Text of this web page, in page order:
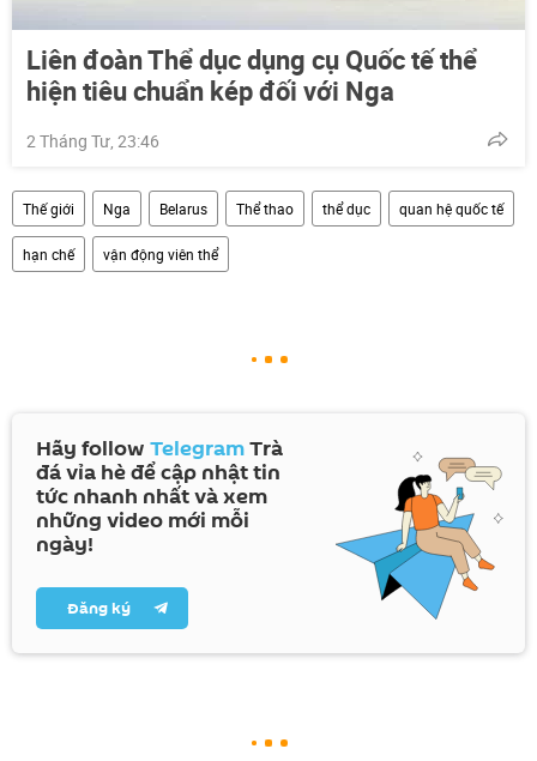
Liên đoàn Thể dục dụng cụ Quốc tế thể
hiện tiêu chuẩn kép đối với Nga
2 Tháng Tư, 23:46
Thế giới Nga Belarus Thể thao thể dục quan hệ quốc tế
hạn chế vận động viên thể
Hãy follow TelegramTrà
đá vỉa hè để cập nhật tin
tức nhanh nhất và xem
những video mới mỗi
ngày!
Đăng ký